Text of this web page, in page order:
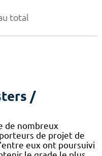
total
/
de nombreux
de projet de
eux ont poursuivi